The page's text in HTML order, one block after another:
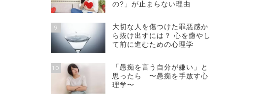
の?」が止まらない理由
9
大切な人を傷つけた罪悪感か
ら抜け出すには？ 心を癒やし
て前に進むための心理学
10
「愚痴を言う自分が嫌い」と
思ったら 〜愚痴を手放す心
理学〜